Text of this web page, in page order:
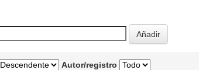
Autor/registro